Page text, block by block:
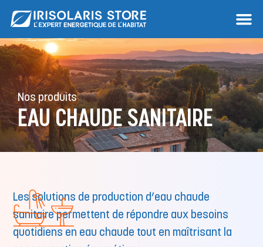
Nos produits
EAU CHAUDE SANITAIRE
Les solutions de production d’eau chaude
sanitaire permettent de répondre aux besoins
quotidiens en eau chaude tout en maîtrisant la